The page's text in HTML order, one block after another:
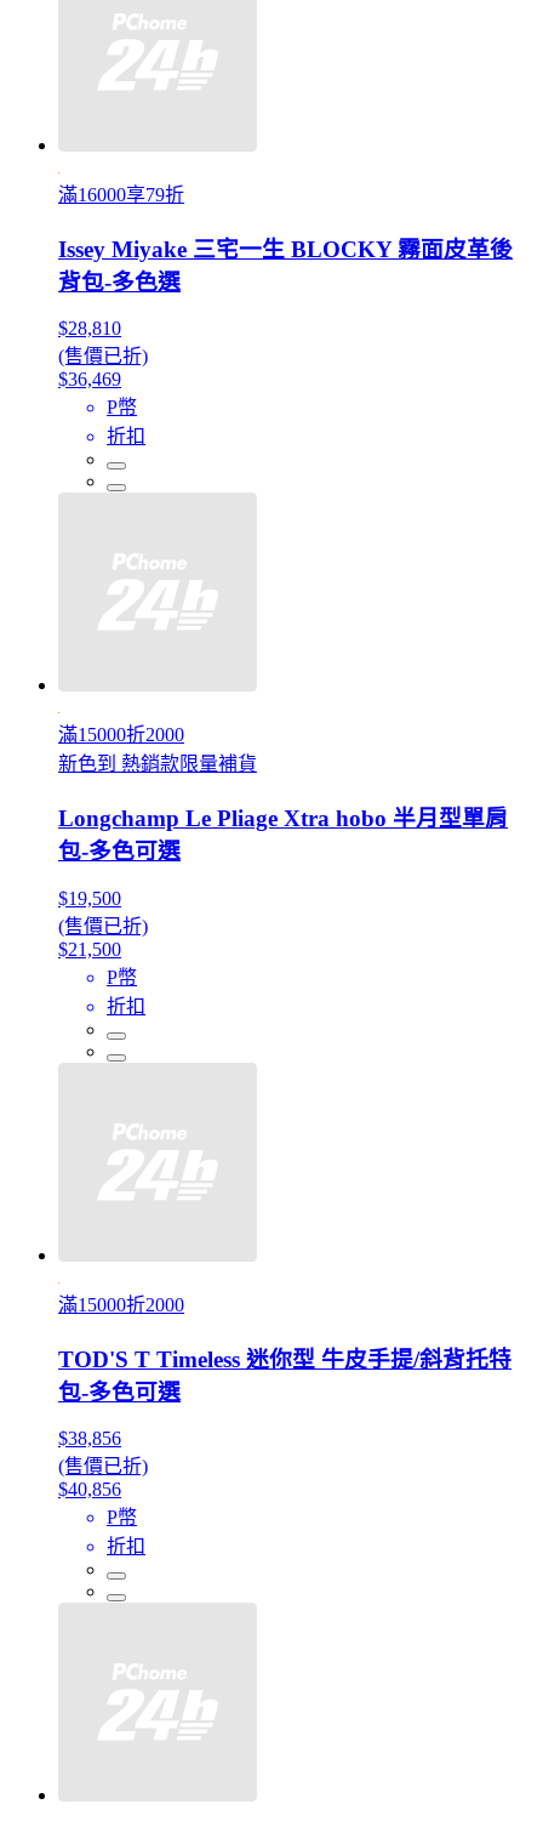
滿16000享79折
Issey Miyake 三宅一生 BLOCKY 霧面皮革後
背包-多色選
$28,810
(售價已折)
$36,469
P幣
折扣
滿15000折2000
新色到 熱銷款限量補貨
Longchamp Le Pliage Xtra hobo 半月型單肩
包-多色可選
$19,500
(售價已折)
$21,500
P幣
折扣
滿15000折2000
TOD'S T Timeless 迷你型 牛皮手提/斜背托特
包-多色可選
$38,856
(售價已折)
$40,856
P幣
折扣